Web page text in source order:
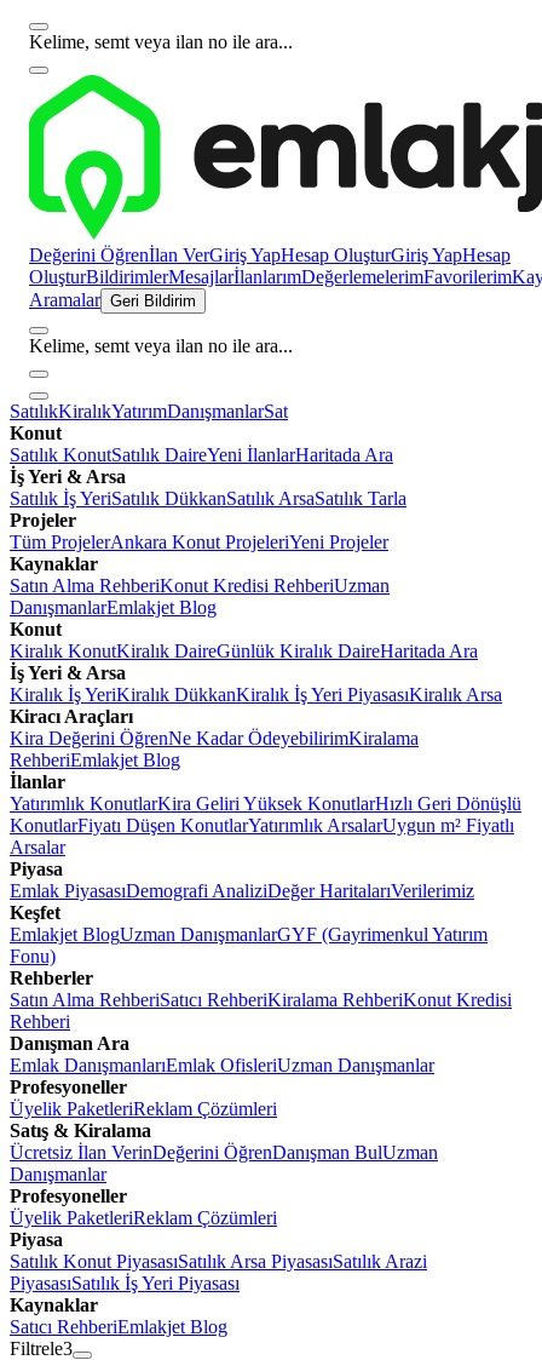
Kelime, semt veya ilan no ile ara...
Değerini Öğrenİlan VerGiriş YapHesap OluşturGiriş YapHesap
OluşturBildirimlerMesajlarİlanlarımDeğerlemelerimFavorilerim
Aramalar Geri Bildirim
Kelime, semt veya ilan no ile ara...
SatılıkKiralıkYatırımDanışmanlarSat
Konut
Satılık KonutSatılık DaireYeni İlanlarHaritada Ara
İş Yeri & Arsa
Satılık İş YeriSatılık DükkanSatılık ArsaSatılık Tarla
Projeler
Tüm ProjelerAnkara Konut ProjeleriYeni Projeler
Kaynaklar
Satın Alma RehberiKonut Kredisi RehberiUzman
DanışmanlarEmlakjet Blog
Konut
Kiralık KonutKiralık DaireGünlük Kiralık DaireHaritada Ara
İş Yeri & Arsa
Kiralık İş YeriKiralık DükkanKiralık İş Yeri PiyasasıKiralık Arsa
Kiracı Araçları
Kira Değerini ÖğrenNe Kadar ÖdeyebilirimKiralama
RehberiEmlakjet Blog
İlanlar
Yatırımlık KonutlarKira Geliri Yüksek KonutlarHızlı Geri Dönüşlü
KonutlarFiyatı Düşen KonutlarYatırımlık ArsalarUygun m² Fiyatlı
Arsalar
Piyasa
Emlak PiyasasıDemografi AnaliziDeğer HaritalarıVerilerimiz
Keşfet
Emlakjet BlogUzman DanışmanlarGYF (Gayrimenkul Yatırım
Fonu)
Rehberler
Satın Alma RehberiSatıcı RehberiKiralama RehberiKonut Kredisi
Rehberi
Danışman Ara
Emlak DanışmanlarıEmlak OfisleriUzman Danışmanlar
Profesyoneller
Üyelik PaketleriReklam Çözümleri
Satış & Kiralama
Ücretsiz İlan VerinDeğerini ÖğrenDanışman BulUzman
Danışmanlar
Profesyoneller
Üyelik PaketleriReklam Çözümleri
Piyasa
Satılık Konut PiyasasıSatılık Arsa PiyasasıSatılık Arazi
PiyasasıSatılık İş Yeri Piyasası
Kaynaklar
Satıcı RehberiEmlakjet Blog
Filtrele3